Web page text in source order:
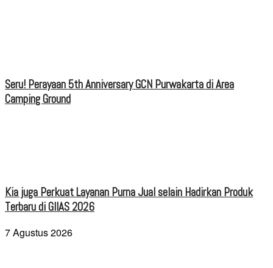
Seru! Perayaan 5th Anniversary GCN Purwakarta di Area
Camping Ground
Kia juga Perkuat Layanan Purna Jual selain Hadirkan Produk
Terbaru di GIIAS 2026
7 Agustus 2026